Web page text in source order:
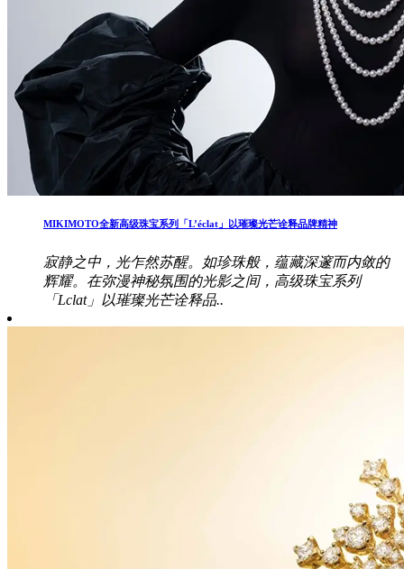
MIKIMOTO全新高级珠宝系列「L’éclat」以璀璨光芒诠释品牌精神
寂静之中，光乍然苏醒。如珍珠般，蕴藏深邃而内敛的
辉耀。在弥漫神秘氛围的光影之间，高级珠宝系列
「Lclat」以璀璨光芒诠释品..